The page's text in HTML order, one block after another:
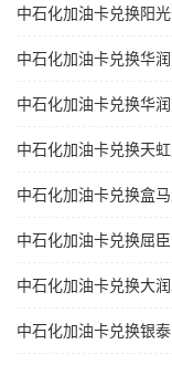
中石化加油卡兑换阳
中石化加油卡兑换华
中石化加油卡兑换华
中石化加油卡兑换天
中石化加油卡兑换盒
中石化加油卡兑换屈
中石化加油卡兑换大
中石化加油卡兑换银